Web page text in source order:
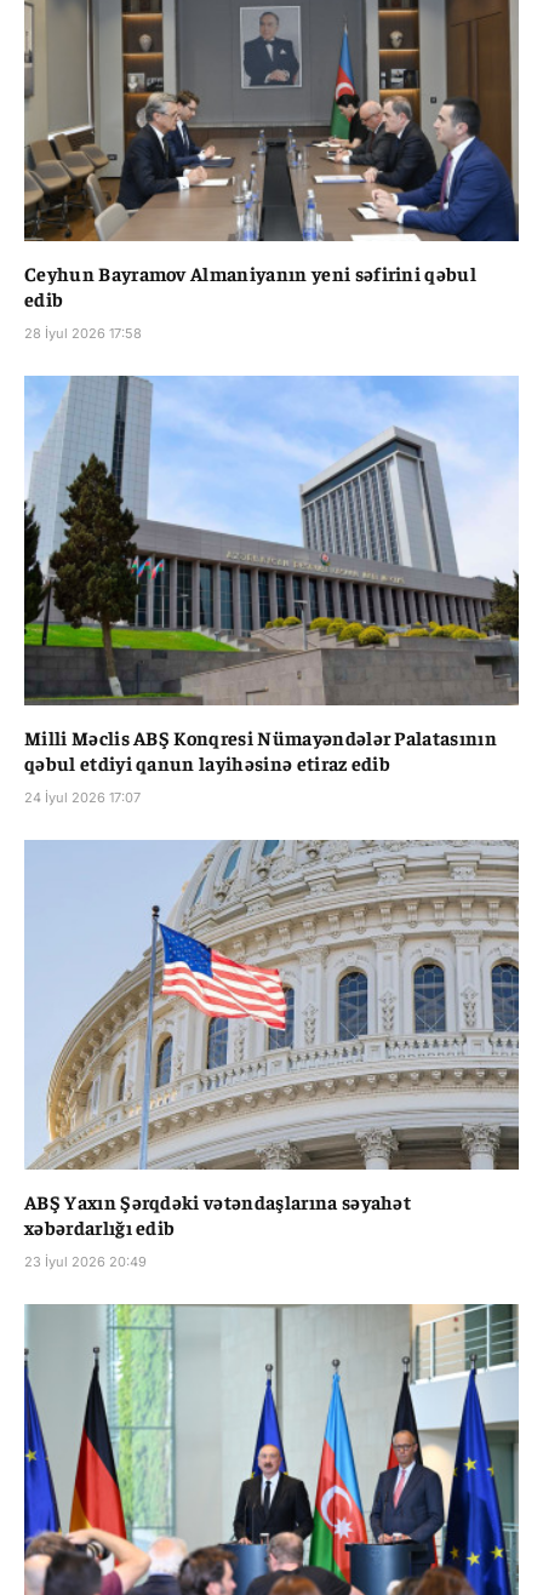
Ceyhun Bayramov Almaniyanın yeni səfirini qəbul
edib
28 İyul 2026 17:58
Milli Məclis ABŞ Konqresi Nümayəndələr Palatasının
qəbul etdiyi qanun layihəsinə etiraz edib
24 İyul 2026 17:07
ABŞ Yaxın Şərqdəki vətəndaşlarına səyahət
xəbərdarlığı edib
23 İyul 2026 20:49